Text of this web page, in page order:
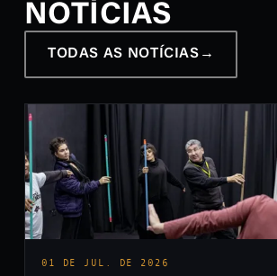
NOTÍCIAS
TODAS AS NOTÍCIAS →
01 DE JUL. DE 2026